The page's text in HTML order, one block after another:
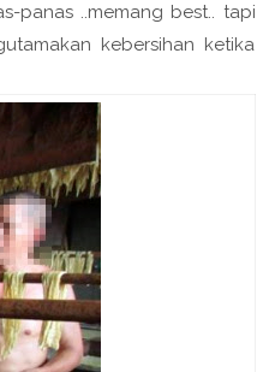
panas ..memang best.. tapi
kebersihan ketika